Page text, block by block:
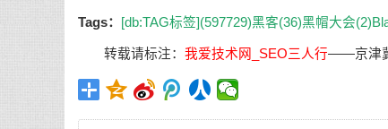
Tags： [db:TAG标签](597729)黑客(36)黑帽大会(2)
转载请标注：我爱技术网_SEO三人行——京津